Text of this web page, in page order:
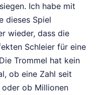
Ich habe mit
dieses Spiel
wieder, dass die
Schleier für eine
Trommel hat kein
ob eine Zahl seit
ob Millionen